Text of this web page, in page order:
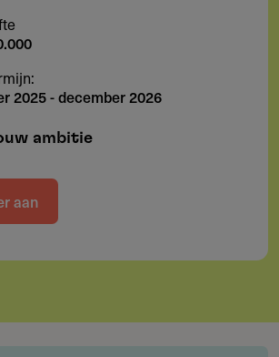
2025-december 2026
ambitie
aan